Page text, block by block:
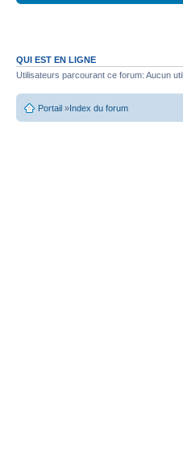
QUI EST EN LIGNE
Utilisateurs parcourant ce forum: Aucun
Portail »Index du forum